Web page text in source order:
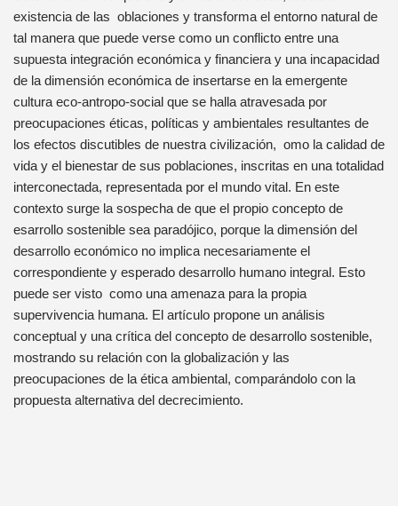
existencia de las oblaciones y transforma el entorno natural de
tal manera que puede verse como un conflicto entre una
supuesta integración económica y financiera y una incapacidad
de la dimensión económica de insertarse en la emergente
cultura eco-antropo-social que se halla atravesada por
preocupaciones éticas, políticas y ambientales resultantes de
los efectos discutibles de nuestra civilización, omo la calidad de
vida y el bienestar de sus poblaciones, inscritas en una totalidad
interconectada, representada por el mundo vital. En este
contexto surge la sospecha de que el propio concepto de
esarrollo sostenible sea paradójico, porque la dimensión del
desarrollo económico no implica necesariamente el
correspondiente y esperado desarrollo humano integral. Esto
puede ser visto como una amenaza para la propia
supervivencia humana. El artículo propone un análisis
conceptual y una crítica del concepto de desarrollo sostenible,
mostrando su relación con la globalización y las
preocupaciones de la ética ambiental, comparándolo con la
propuesta alternativa del decrecimiento.